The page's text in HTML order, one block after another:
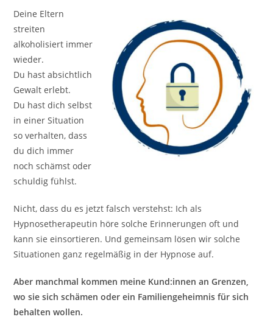
Deine Eltern
streiten
alkoholisiert immer
wieder.
Du hast absichtlich
Gewalt erlebt.
Du hast dich selbst
in einer Situation
so verhalten, dass
du dich immer
noch schämst oder
schuldig fühlst.
Nicht, dass du es jetzt falsch verstehst: Ich als
Hypnosetherapeutin höre solche Erinnerungen oft und
kann sie einsortieren. Und gemeinsam lösen wir solche
Situationen ganz regelmäßig in der Hypnose auf.
Aber manchmal kommen meine Kund:innen an Grenzen,
wo sie sich schämen oder ein Familiengeheimnis für sich
behalten wollen.